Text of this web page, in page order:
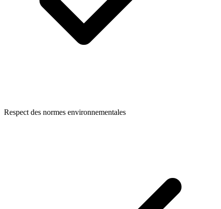
Respect des normes environnementales